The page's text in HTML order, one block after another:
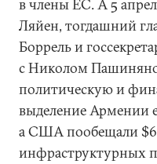
в члены ЕС. А 5
Ляйен, тогдашний
Боррель и
с Николом
политическую и
выделение Армении
а США пообещали
инфраструктурных